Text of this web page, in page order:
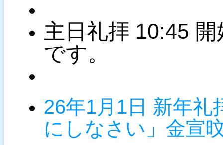
主日礼拝 10:45
です。
26年1月1日 新年礼
にしなさい 」金宣